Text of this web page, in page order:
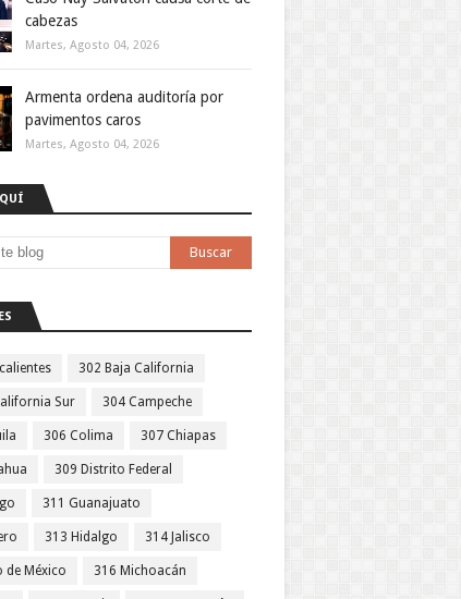
cabezas
Martes, Agosto 04, 2026
Armenta ordena auditoría por
pavimentos caros
Martes, Agosto 04, 2026
302 Baja California
Sur 304 Campeche
306 Colima 307 Chiapas
309 Distrito Federal
311 Guanajuato
313 Hidalgo 314 Jalisco
de México 316 Michoacán